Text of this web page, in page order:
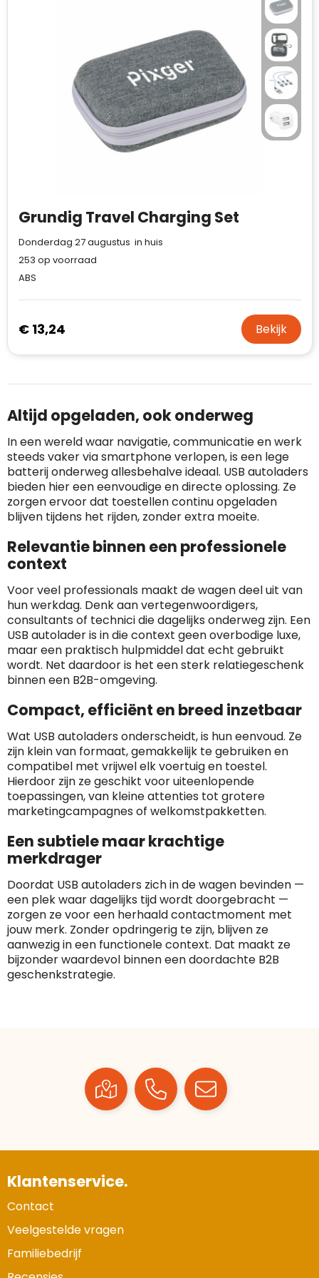
Grundig Travel Charging Set
Donderdag 27 augustus in huis
253 op voorraad
ABS
€ 13,24 Bekijk
Altijd opgeladen, ook onderweg
In een wereld waar navigatie, communicatie en werk
steeds vaker via smartphone verlopen, is een lege
batterij onderweg allesbehalve ideaal. USB autoladers
bieden hier een eenvoudige en directe oplossing. Ze
zorgen ervoor dat toestellen continu opgeladen
blijven tijdens het rijden, zonder extra moeite.
Relevantie binnen een professionele
context
Voor veel professionals maakt de wagen deel uit van
hun werkdag. Denk aan vertegenwoordigers,
consultants of technici die dagelijks onderweg zijn. Een
USB autolader is in die context geen overbodige luxe,
maar een praktisch hulpmiddel dat echt gebruikt
wordt. Net daardoor is het een sterk relatiegeschenk
binnen een B2B-omgeving.
Compact, efficiënt en breed inzetbaar
Wat USB autoladers onderscheidt, is hun eenvoud. Ze
zijn klein van formaat, gemakkelijk te gebruiken en
compatibel met vrijwel elk voertuig en toestel.
Hierdoor zijn ze geschikt voor uiteenlopende
toepassingen, van kleine attenties tot grotere
marketingcampagnes of welkomstpakketten.
Een subtiele maar krachtige
merkdrager
Doordat USB autoladers zich in de wagen bevinden —
een plek waar dagelijks tijd wordt doorgebracht —
zorgen ze voor een herhaald contactmoment met
jouw merk. Zonder opdringerig te zijn, blijven ze
aanwezig in een functionele context. Dat maakt ze
bijzonder waardevol binnen een doordachte B2B
geschenkstrategie.
Klantenservice.
Contact
Veelgestelde vragen
Familiebedrijf